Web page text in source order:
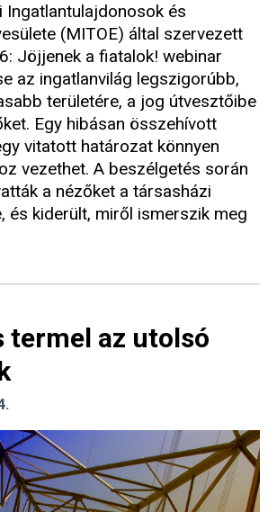
és
(MITOE) által szervezett
Jöjjenek a fiatalok! webinar
az ingatlanvilág legszigorúbb,
területére, a jog útvesztőibe
Egy hibásan összehívott
vitatott határozat könnyen
vezethet. A beszélgetés során
a nézőket a társasházi
és kiderült, miről ismerszik meg
termel az utolsó